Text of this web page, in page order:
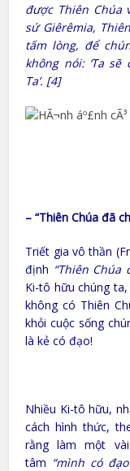
được Thiên Chúa
sứ Giêrêmia,
tấm lòng, để
không nói: ‘Ta
Ta’. [4]
– “Thiên Chúa đã
Triết gia vô thần
định “Thiên Chúa
Ki-tô hữu chúng
không có Thiên
khỏi cuộc sống
là kẻ có đạo!
Nhiều Ki-tô hữu,
cách hình thức,
rằng làm một
tâm “mình có